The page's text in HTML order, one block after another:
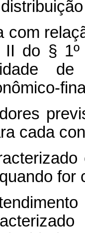
com
do § 1º
de
cada
for